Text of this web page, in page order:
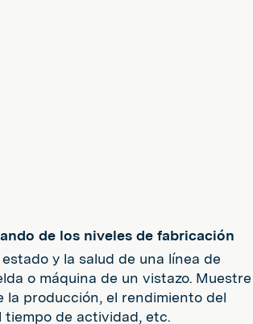
de los niveles de fabricación
y la salud de una línea de
o máquina de un vistazo. Muestre
la producción, el rendimiento del
tiempo de actividad, etc.